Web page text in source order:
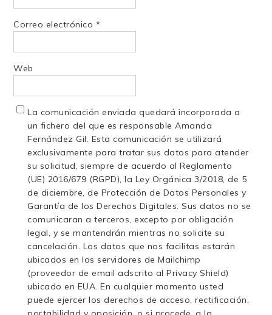
Correo electrónico *
Web
La comunicación enviada quedará incorporada a
un fichero del que es responsable Amanda
Fernández Gil. Esta comunicación se utilizará
exclusivamente para tratar sus datos para atender
su solicitud, siempre de acuerdo al Reglamento
(UE) 2016/679 (RGPD), la Ley Orgánica 3/2018, de 5
de diciembre, de Protección de Datos Personales y
Garantía de los Derechos Digitales. Sus datos no se
comunicaran a terceros, excepto por obligación
legal, y se mantendrán mientras no solicite su
cancelación. Los datos que nos facilitas estarán
ubicados en los servidores de Mailchimp
(proveedor de email adscrito al Privacy Shield)
ubicado en EUA. En cualquier momento usted
puede ejercer los derechos de acceso, rectificación,